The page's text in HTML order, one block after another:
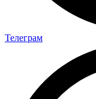
Телеграм